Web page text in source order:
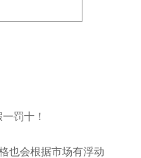
罚十！
也会根据市场有浮动